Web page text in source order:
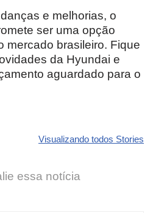
e melhorias, o
ser uma opção
mercado brasileiro. Fique
da Hyundai e
aguardado para o
Visualizando todos Stories
pode ter
emoção
que
essa notícia